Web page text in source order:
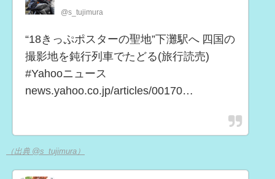
@s_tujimura
“18きっぷポスターの聖地”下灘駅へ 四国の
撮影地を鈍行列車でたどる(旅行読売)
#Yahooニュース
news.yahoo.co.jp/articles/00170…
（出典 @s_tujimura）